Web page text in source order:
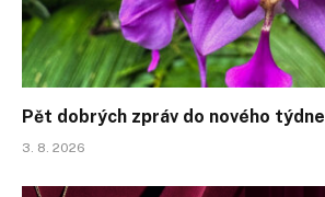
Pět dobrých zpráv do nového týdne
3. 8. 2026